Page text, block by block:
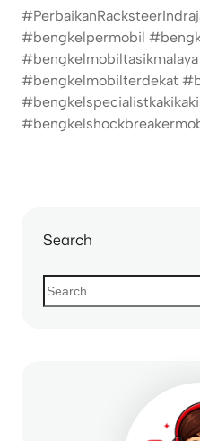
#bengkelpermobil
#bengkelmobilterdekat
Search
S
e